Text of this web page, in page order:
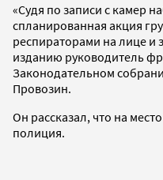
«Судя по записи с камер
спланированная акция
респираторами на лице и
изданию руководитель
Законодательном
Провозин.
Он рассказал, что на
полиция.